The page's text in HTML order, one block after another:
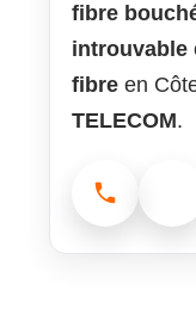
fibre
introuvable
fibre en
TELECOM.
Appeler :